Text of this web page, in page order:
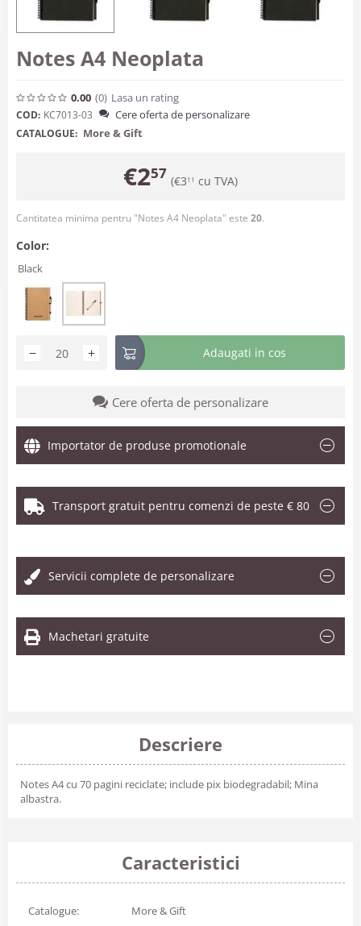
Notes A4 Neoplata
0.00 (0) Lasa un rating
COD: KC7013-03 Cere oferta de personalizare
CATALOGUE: More & Gift
€257 (€311 cu TVA)
Cantitatea minima pentru "Notes A4 Neoplata" este 20.
Color:
Black
+
− Adaugati in cos
Cere oferta de personalizare
Importator de produse promotionale
Transport gratuit pentru comenzi de peste € 80
Servicii complete de personalizare
Machetari gratuite
Descriere
Notes A4 cu 70 pagini reciclate; include pix biodegradabil; Mina
albastra.
Caracteristici
Catalogue: More & Gift